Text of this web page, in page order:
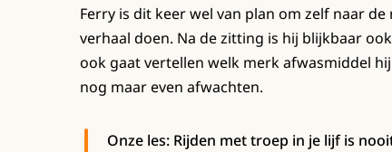
Ferry is dit keer wel van plan om zelf naar
verhaal doen. Na de zitting is hij blijkbaar
ook gaat vertellen welk merk afwasmiddel
nog maar even afwachten.
Onze les: Rijden met troep in je lijf is